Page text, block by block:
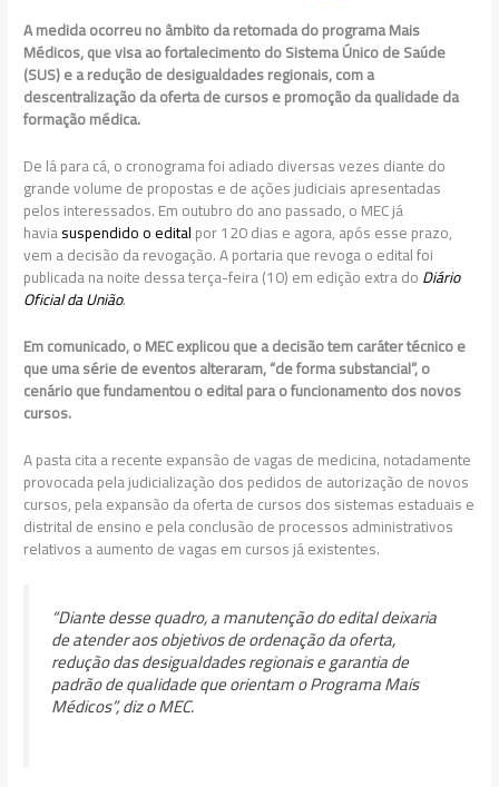
A medida ocorreu no âmbito da retomada do programa Mais
Médicos, que visa ao fortalecimento do Sistema Único de Saúde
(SUS) e a redução de desigualdades regionais, com a
descentralização da oferta de cursos e promoção da qualidade da
formação médica.
De lá para cá, o cronograma foi adiado diversas vezes diante do
grande volume de propostas e de ações judiciais apresentadas
pelos interessados. Em outubro do ano passado, o MEC já
haviasuspendido o editalpor 120 dias e agora, após esse prazo,
vem a decisão da revogação. A portaria que revoga o edital foi
publicada na noite dessa terça-feira (10) em edição extra doDiário
Oficial da União.
Em comunicado, o MEC explicou que a decisão tem caráter técnico e
que uma série de eventos alteraram, “de forma substancial”, o
cenário que fundamentou o edital para o funcionamento dos novos
cursos.
A pasta cita a recente expansão de vagas de medicina, notadamente
provocada pela judicialização dos pedidos de autorização de novos
cursos, pela expansão da oferta de cursos dos sistemas estaduais e
distrital de ensino e pela conclusão de processos administrativos
relativos a aumento de vagas em cursos já existentes.
“Diante desse quadro, a manutenção do edital deixaria
de atender aos objetivos de ordenação da oferta,
redução das desigualdades regionais e garantia de
padrão de qualidade que orientam o Programa Mais
Médicos”, diz o MEC.